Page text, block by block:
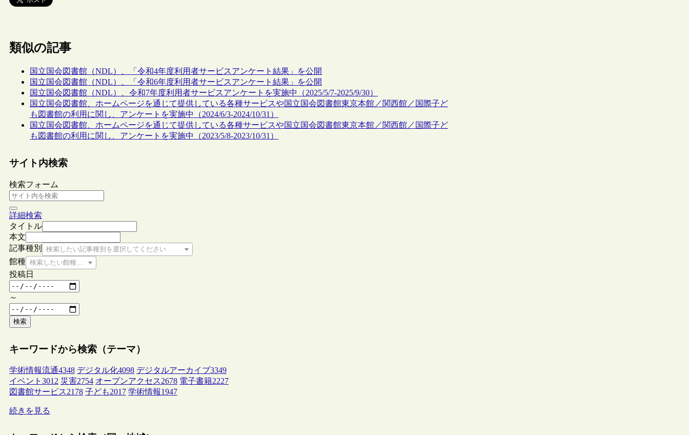
類似の記事
国立国会図書館（NDL）、「令和4年度利用者サービスアンケート結果」を公開
国立国会図書館（NDL）、「令和6年度利用者サービスアンケート結果」を公開
国立国会図書館（NDL）、令和7年度利用者サービスアンケートを実施中（2025/5/7-2025/9/30）
国立国会図書館、ホームページを通じて提供している各種サービスや国立国会図書館東京本館／関西館／国際子ど
も図書館の利用に関し、アンケートを実施中（2024/6/3-2024/10/31）
国立国会図書館、ホームページを通じて提供している各種サービスや国立国会図書館東京本館／関西館／国際子ど
も図書館の利用に関し、アンケートを実施中（2023/5/8-2023/10/31）
サイト内検索
検索フォーム
詳細検索
タイトル
本文
記事種別
検索したい記事種別を選択してください
館種 検索したい館種を選択してください
投稿日
～
検索
キーワードから検索（テーマ）
学術情報流通4348 デジタル化4098 デジタルアーカイブ3349
イベント 3012 災害2754 オープンアクセス2678 電子書籍2227
図書館サービス2178 子ども2017 学術情報1947
続きを見る